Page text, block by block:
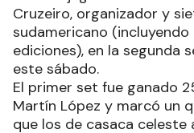
Cruzeiro, organizador y
sudamericano
ediciones), en la segunda
este sábado.
El primer set fue ganado
Martín López y marcó un
que los de casaca celeste